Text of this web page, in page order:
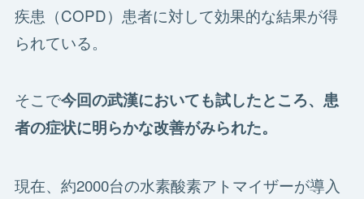
疾患（COPD）患者に対して効果的な結果が得
られている。
そこで今回の武漢においても試したところ、患
者の症状に明らかな改善がみられた。
現在、約2000台の水素酸素アトマイザーが導入